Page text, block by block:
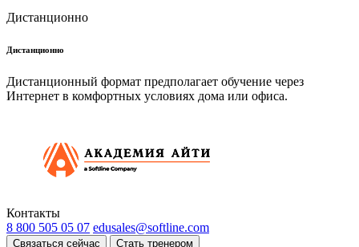
Дистанционно
Дистанционно
Дистанционный формат предполагает обучение через
Интернет в комфортных условиях дома или офиса.
Контакты
8 800 505 05 07 edusales@softline.com
Связаться сейчас Стать тренером